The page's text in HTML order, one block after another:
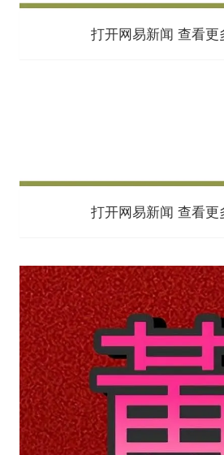
打开网易新闻 查看更
打开网易新闻 查看更